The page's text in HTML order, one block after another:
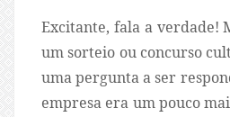
Excitante, fala a verdade!
um sorteio ou concurso
uma pergunta a ser
empresa era um pouco